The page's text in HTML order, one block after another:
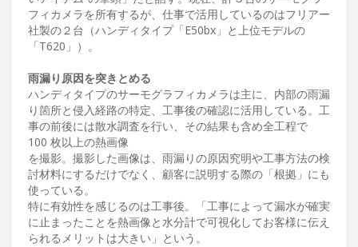
フィカメラを所有するが、仕事で活用しているのはフリアー
社製の２台（ハンディタイプ「E50bx」と上位モデルの
「T620」）。
雨漏り原因を突きとめる
ハンディタイプのサーモグラフィカメラは主に、内部の雨漏
り箇所と侵入経路の特定、工事後の確認に活用している。工
事の前後には散水調査を行い、その結果も含め全工程で
100 枚以上の熱画像
を撮影。撮影した画像は、雨漏りの原因究明や工事方法の検
討材料にするだけでなく、顧客に説明する際の「根拠」にも
使っている。
特に有効性を感じるのは工事後。「工事によって漏水が確実
に止まったことを熱画像と水分計で可視化してお客様に伝え
られるメリットは大きい」という。